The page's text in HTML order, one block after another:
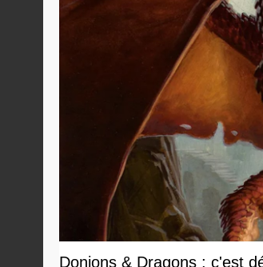
Donjons & Dragons : c'est